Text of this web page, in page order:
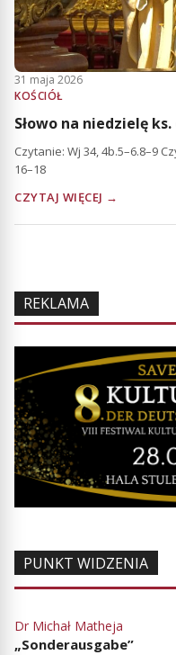
31 maja 2026
KOŚCIÓŁ
Słowo na niedzielę
Czytanie: Wj 34, 4b.5–6.8–9
16–18
CZYTAJ WIĘCEJ →
REKLAMA
PUNKT WIDZENIA
Dr Michał Matheja
„Sonderausgabe”